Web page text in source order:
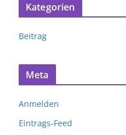
Kategorien
Beitrag
Meta
Anmelden
Eintrags-Feed